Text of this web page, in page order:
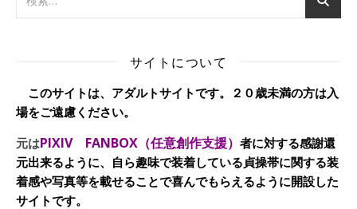
サイトについて
このサイトは、アダルトサイトです。２０歳未満の方は入
場をご遠慮ください。
元はPIXIV FANBOX（任意創作支援） 者に対する感謝還
元出来るように、自ら趣味で装着している貞操帯に関する装
着感や写真等を載せることで喜んでもらえるように開設した
サイトです。